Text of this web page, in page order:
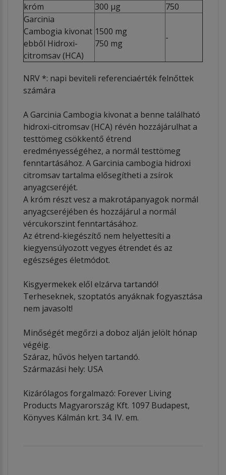
króm 300 µg
750
Garcinia
Cambogia kivonat
ebből Hidroxi-
citromsav (HCA)
1500 mg
750 mg
-
NRV *: napi beviteli referenciaérték felnőttek
számára
A Garcinia Cambogia kivonat a benne található
hidroxi-citromsav (HCA) révén hozzájárulhat a
testtömeg csökkentő étrend
eredményességéhez, a normál testtömeg
fenntartásához. A Garcinia cambogia hidroxi
citromsav tartalma elősegítheti a zsírok
anyagcseréjét.
A króm részt vesz a makrotápanyagok normál
anyagcseréjében és hozzájárul a normál
vércukorszint fenntartásához.
Az étrend-kiegészítő nem helyettesíti a
kiegyensúlyozott vegyes étrendet és az
egészséges életmódot.
Kisgyermekek elől elzárva tartandó!
Terheseknek, szoptatós anyáknak fogyasztása
nem javasolt!
Minőségét megőrzi a doboz alján jelölt hónap
végéig.
Száraz, hűvös helyen tartandó.
Származási hely: USA
Kizárólagos forgalmazó: Forever Living
Products Magyarország Kft. 1097 Budapest,
Könyves Kálmán krt. 34. IV. em.